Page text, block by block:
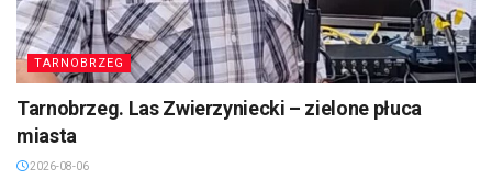
TARNOBRZEG
Tarnobrzeg. Las Zwierzyniecki – zielone płuca
miasta
2026-08-06